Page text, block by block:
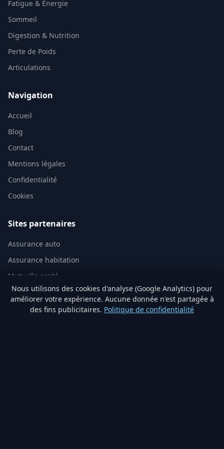
Fatigue & Énergie
Sommeil
Digestion & Nutrition
Perte de Poids
Articulations
Navigation
Accueil
Blog
Contact
Mentions légales
Confidentialité
Cookies
Sites partenaires
Assurance auto
Assurance habitation
Mutuelle santé
Assurance vie
Analyse immobilière IA
Nous utilisons des cookies d'analyse (Google Analytics) pour
améliorer votre expérience. Aucune donnée n'est partagée à
des fins publicitaires. Politique de confidentialité